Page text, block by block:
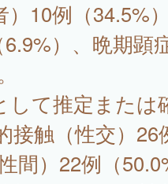
）10例（34.5%
）、晩期顕
て推定または
触（性交）26
間）22例（